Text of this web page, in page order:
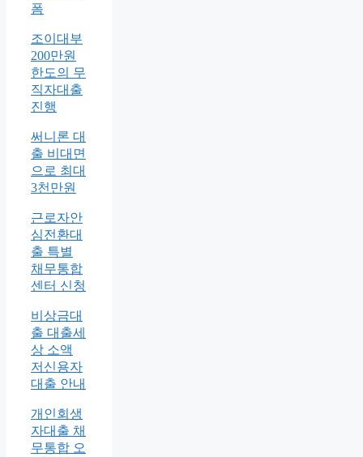
폼
조이대부
200만원
한도의 무
직자대출
진행
써니론 대
출 비대면
으로 최대
3천만원
근로자안
심전환대
출 특별
채무통합
센터 신청
비상금대
출 대출세
상 소액
저신용자
대출 안내
개인회생
자대출 채
무통합 오